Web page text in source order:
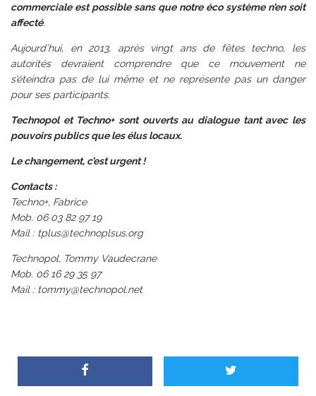
commerciale est possible sans que notre éco système n’en soit
affecté.
Aujourd’hui, en 2013, après vingt ans de fêtes techno, les
autorités devraient comprendre que ce mouvement ne
s’éteindra pas de lui même et ne représente pas un danger
pour ses participants.
Technopol et Techno+ sont ouverts au dialogue tant avec les
pouvoirs publics que les élus locaux.
Le changement, c’est urgent !
Contacts :
Techno+, Fabrice
Mob. 06 03 82 97 19
Mail : tplus@technoplsus.org
Technopol, Tommy Vaudecrane
Mob. 06 16 29 35 97
Mail : tommy@technopol.net